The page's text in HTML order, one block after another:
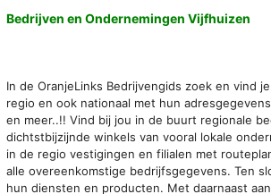
Bedrijven en Ondernemingen Vijfhuizen
In de OranjeLinks Bedrijvengids zoek en vind
regio en ook nationaal met hun
en meer..!! Vind bij jou in de buurt regionale
dichtstbijzijnde winkels van vooral lokale
in de regio vestigingen en filialen met
alle overeenkomstige bedrijfsgegevens. Ten
hun diensten en producten. Met daarnaast